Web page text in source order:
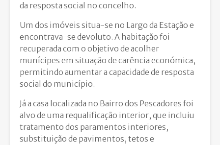
da resposta social no concelho.
Um dos imóveis situa-se no Largo da Estação e
encontrava-se devoluto. A habitação foi
recuperada com o objetivo de acolher
munícipes em situação de carência económica,
permitindo aumentar a capacidade de resposta
social do município.
Já a casa localizada no Bairro dos Pescadores foi
alvo de uma requalificação interior, que incluiu
tratamento dos paramentos interiores,
substituição de pavimentos, tetos e